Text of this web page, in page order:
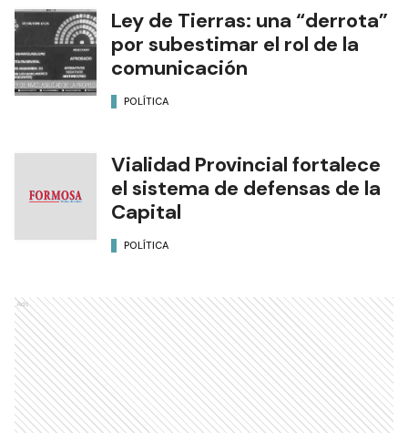
Ley de Tierras: una “derrota”
por subestimar el rol de la
comunicación
POLÍTICA
Vialidad Provincial fortalece
el sistema de defensas de la
Capital
POLÍTICA
Ads